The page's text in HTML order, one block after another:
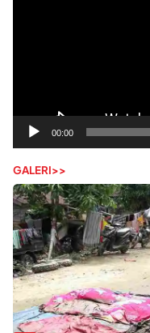
00:00
GALERI>>